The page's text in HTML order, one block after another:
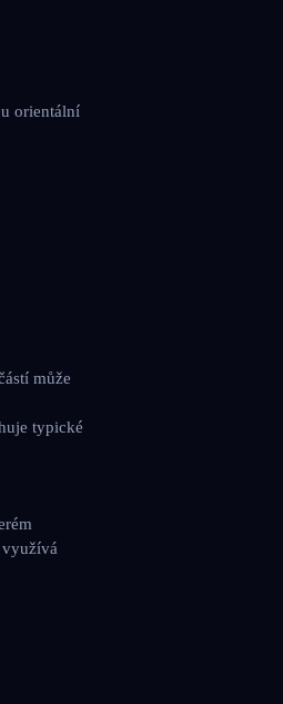
orientální
může
typické
využívá